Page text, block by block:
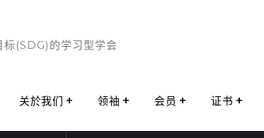
(SDG)的学习型学会
关於我们 领袖 会员 证书